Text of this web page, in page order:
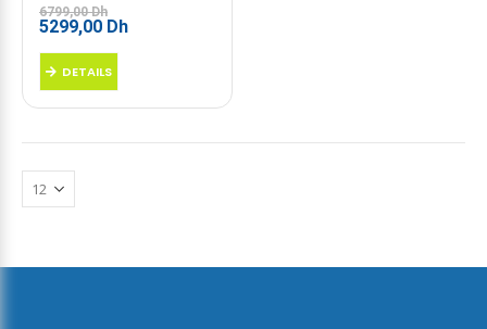
0sur 5
6799,00Dh
Le
initial
était :
6799,00 Dh.
5299,00 DhLe
DETAILS